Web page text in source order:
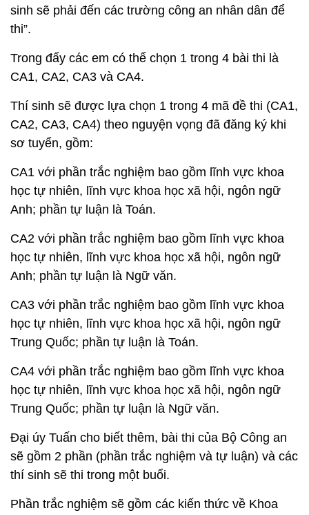
sinh sẽ phải đến các trường công an nhân dân để
thi”.
Trong đấy các em có thể chọn 1 trong 4 bài thi là
CA1, CA2, CA3 và CA4.
Thí sinh sẽ được lựa chọn 1 trong 4 mã đề thi (CA1,
CA2, CA3, CA4) theo nguyện vọng đã đăng ký khi
sơ tuyển, gồm:
CA1 với phần trắc nghiệm bao gồm lĩnh vực khoa
học tự nhiên, lĩnh vực khoa học xã hội, ngôn ngữ
Anh; phần tự luận là Toán.
CA2 với phần trắc nghiệm bao gồm lĩnh vực khoa
học tự nhiên, lĩnh vực khoa học xã hội, ngôn ngữ
Anh; phần tự luận là Ngữ văn.
CA3 với phần trắc nghiệm bao gồm lĩnh vực khoa
học tự nhiên, lĩnh vực khoa học xã hội, ngôn ngữ
Trung Quốc; phần tự luận là Toán.
CA4 với phần trắc nghiệm bao gồm lĩnh vực khoa
học tự nhiên, lĩnh vực khoa học xã hội, ngôn ngữ
Trung Quốc; phần tự luận là Ngữ văn.
Đại úy Tuấn cho biết thêm, bài thi của Bộ Công an
sẽ gồm 2 phần (phần trắc nghiệm và tự luận) và các
thí sinh sẽ thi trong một buổi.
Phần trắc nghiệm sẽ gồm các kiến thức về Khoa